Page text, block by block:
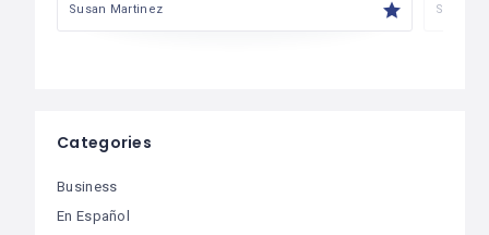
Susan Martinez Susan
Categories
Business
En Español